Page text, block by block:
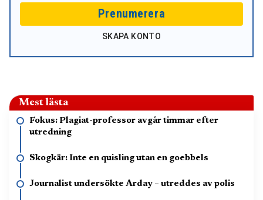
Prenumerera
SKAPA KONTO
Mest lästa
Fokus: Plagiat-professor avgår timmar efter
utredning
Skogkär: Inte en quisling utan en goebbels
Journalist undersökte Arday – utreddes av polis